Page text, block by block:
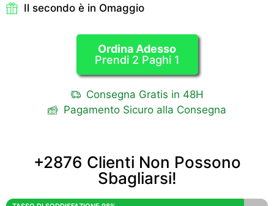
Il secondo è in Omaggio
Ordina Adesso
Prendi 2 Paghi 1
Consegna Gratis in 48H
Pagamento Sicuro alla Consegna
+2876 Clienti Non Possono
Sbagliarsi!